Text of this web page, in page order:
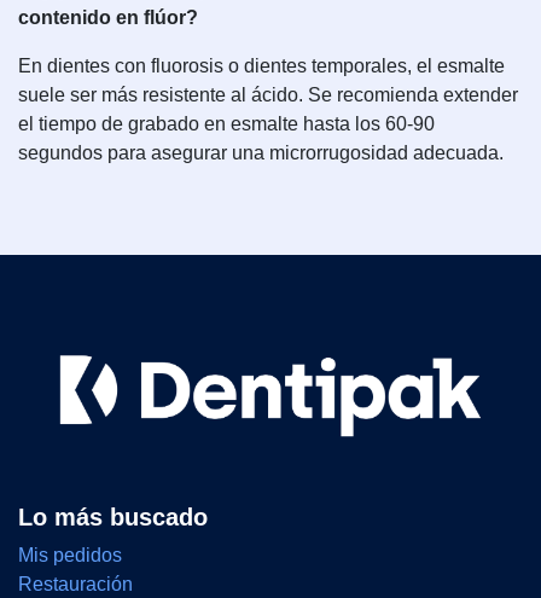
contenido en flúor?
En dientes con fluorosis o dientes temporales, el esmalte
suele ser más resistente al ácido. Se recomienda extender
el tiempo de grabado en esmalte hasta los 60-90
segundos para asegurar una microrrugosidad adecuada.
Lo más buscado
Mis pedidos
Restauración